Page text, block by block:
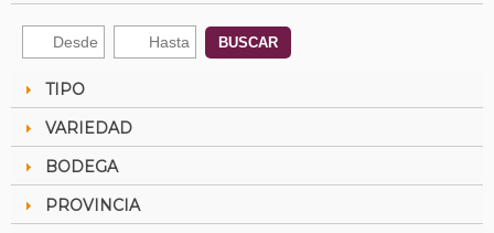
BUSCAR
TIPO
VARIEDAD
BODEGA
PROVINCIA